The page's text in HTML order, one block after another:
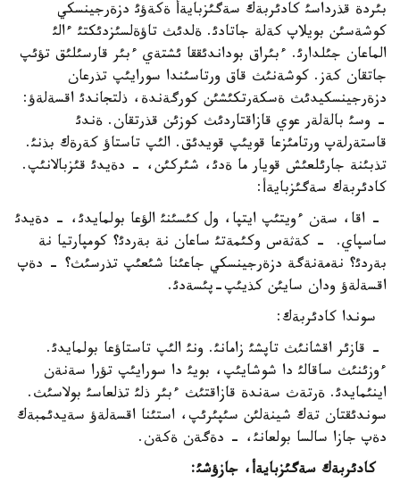
بئردة قذرداسئ كادئربةك سةگئزبايةأ ةكةؤئ دزةرجينسكي
كوشةسئن بويلاپ كةلة جاتادئ. ةلدئث تاؤةلسئزدئكتئ ءالئ
الماعان جئلدارئ. ءبئراق بوداندئققا ئشتةي ءبئر قارسئلئق تؤئپ
جاتقان كةز. كوشةنئث قاق ورتاسئندا سورايئپ تذرعان
دزةرجينسكيدئث ةسكةرتكئشئن كورگةندة، ذلتجاندئ اقسةلةؤ:
- وسئ بالةلةر عوي قازاقتاردئث كوزئن قذرتقان. ةندئ
قاستةرلةپ ورتامئزعا قويئپ قويدئق. الئپ تاستاؤ كةرةك بذنئ.
تذبئنة جارئلعئش قويار ما ةدئ، شئركئن، - دةيدئ قئزبالانئپ.
كادئربةك سةگئزبايةأ:
- اقا، سةن ءويتئپ ايتپا، ول كئسئنئ الؤعا بولمايدئ، - دةيدئ
ساسپاي. - كةثةس وكئمةتئ ساعان نة بةردئ؟ كومپارتيا نة
بةردئ؟ نةمةنةگة دزةرجينسكي جاعئنا شئعئپ تذرسئث؟ - دةپ
اقسةلةؤ ودان سايئن كذيئپ-پئسةدئ.
سوندا كادئربةك:
- قازئر اقشانئث تاپشئ زامانئ. ونئ الئپ تاستاؤعا بولمايدئ.
ءوزئنئث ساقالئ دا شوشايئپ، بويئ دا سورايئپ تؤرا سةنةن
اينئمايدئ. ةرتةث سةندة قازاقتئث ءبئر ذلئ تذلعاسئ بولاسئث.
سوندئقتان تةك شينةلئن سئپئرئپ، استئنا اقسةلةؤ سةيدئمبةك
دةپ جازا سالسا بولعانئ، - دةگةن ةكةن.
كادئربةك سةگئزبايةأ، جازؤشئ: